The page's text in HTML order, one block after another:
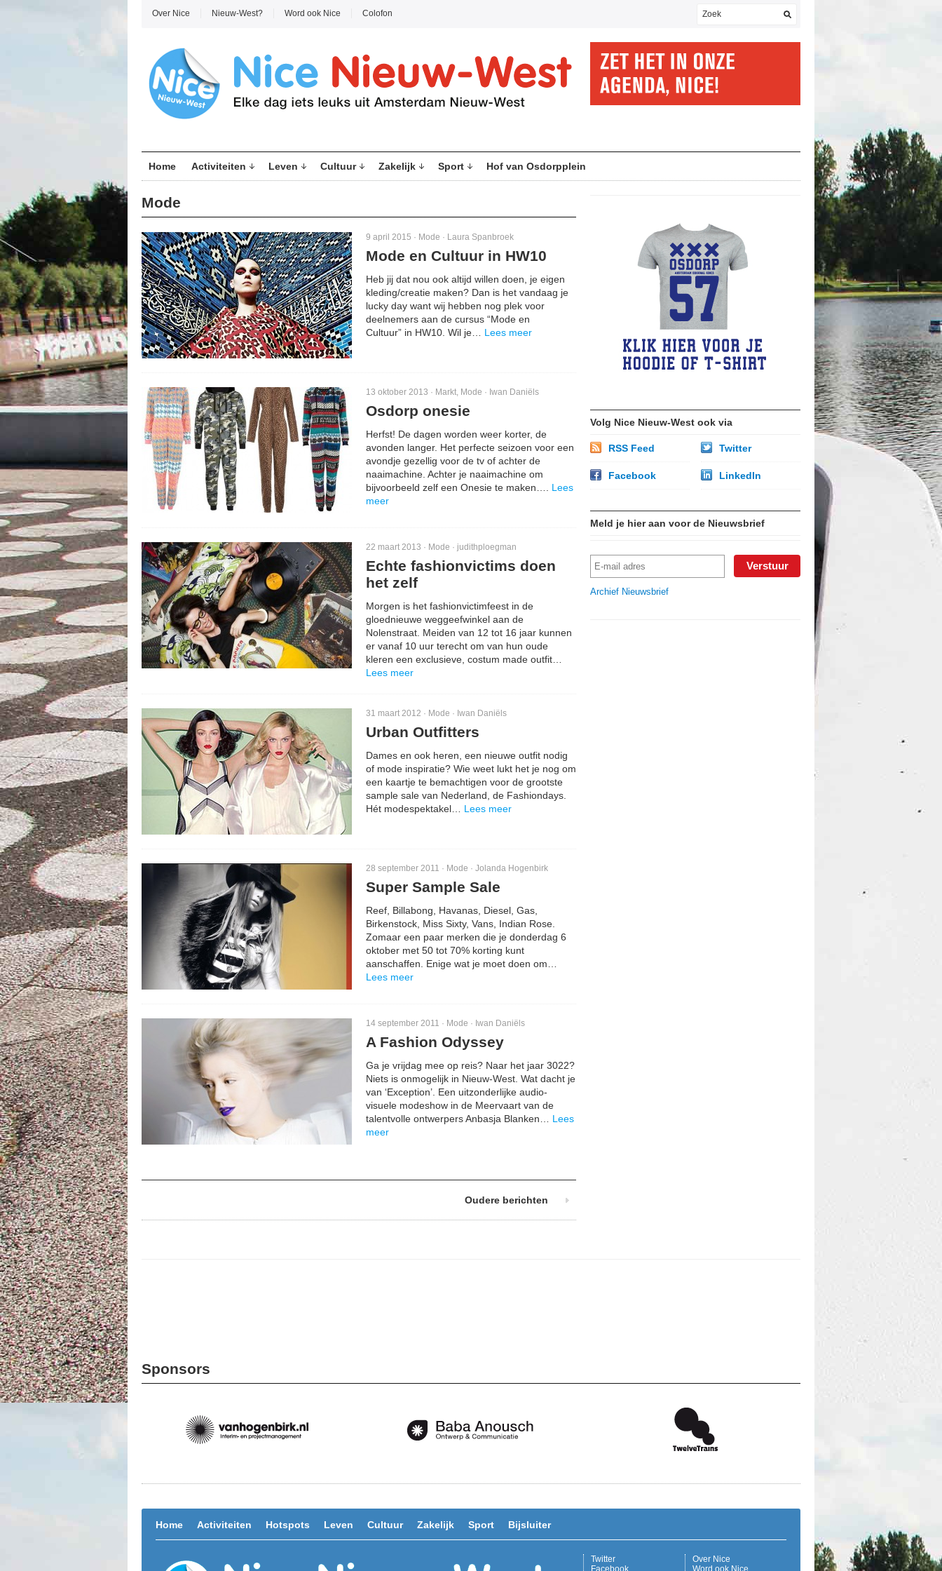
Over Nice Nieuw-West? Word ook Nice Colofon
Home Activiteiten Leven Cultuur Zakelijk Sport Hof van Osdorpplein
Mode
9 april 2015 · Mode · Laura Spanbroek
Mode en Cultuur in HW10
Heb jij dat nou ook altijd willen doen, je eigen
kleding/creatie maken? Dan is het vandaag je
lucky day want wij hebben nog plek voor
deelnemers aan de cursus “Mode en
Cultuur” in HW10. Wil je… Lees meer
13 oktober 2013 · Markt, Mode · Iwan Daniëls
Osdorp onesie
Herfst! De dagen worden weer korter, de
avonden langer. Het perfecte seizoen voor een
avondje gezellig voor de tv of achter de
naaimachine. Achter je naaimachine om
bijvoorbeeld zelf een Onesie te maken…. Lees
meer
22 maart 2013 · Mode · judithploegman
Echte fashionvictims doen
het zelf
Morgen is het fashionvictimfeest in de
gloednieuwe weggeefwinkel aan de
Nolenstraat. Meiden van 12 tot 16 jaar kunnen
er vanaf 10 uur terecht om van hun oude
kleren een exclusieve, costum made outfit…
Lees meer
31 maart 2012 · Mode · Iwan Daniëls
Urban Outfitters
Dames en ook heren, een nieuwe outfit nodig
of mode inspiratie? Wie weet lukt het je nog om
een kaartje te bemachtigen voor de grootste
sample sale van Nederland, de Fashiondays.
Hét modespektakel… Lees meer
28 september 2011 · Mode · Jolanda Hogenbirk
Super Sample Sale
Reef, Billabong, Havanas, Diesel, Gas,
Birkenstock, Miss Sixty, Vans, Indian Rose.
Zomaar een paar merken die je donderdag 6
oktober met 50 tot 70% korting kunt
aanschaffen. Enige wat je moet doen om…
Lees meer
14 september 2011 · Mode · Iwan Daniëls
A Fashion Odyssey
Ga je vrijdag mee op reis? Naar het jaar 3022?
Niets is onmogelijk in Nieuw-West. Wat dacht je
van ‘Exception’. Een uitzonderlijke audio-
visuele modeshow in de Meervaart van de
talentvolle ontwerpers Anbasja Blanken… Lees
meer
Oudere berichten
Volg Nice Nieuw-West ook via
RSS Feed Twitter
Facebook LinkedIn
Meld je hier aan voor de Nieuwsbrief
Archief Nieuwsbrief
Sponsors
Home Activiteiten Hotspots Leven Cultuur Zakelijk Sport Bijsluiter
Over Nice
Word ook Nice
Twitter
Facebook